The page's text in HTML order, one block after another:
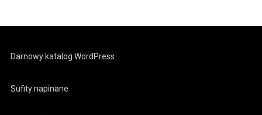
Darnowy katalog WordPress
Sufity napinane